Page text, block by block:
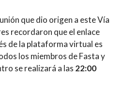
que dio origen a este Vía
recordaron que el enlace
de la plataforma virtual es
los miembros de Fasta y
se realizará a las 22:00